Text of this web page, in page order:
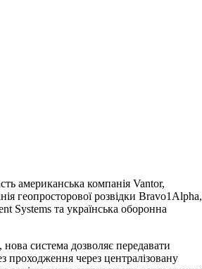
американська компанія Vantor,
геопросторової розвідки Bravo1Alpha,
Systems та українська оборонна
нова система дозволяє передавати
проходження через централізовану